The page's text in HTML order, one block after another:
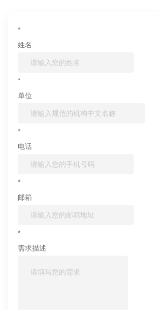
*
姓名
*
单位
*
电话
*
邮箱
*
需求描述